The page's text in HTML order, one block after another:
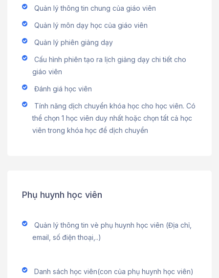
Quản lý thông tin chung của giáo viên
Quản lý môn dạy học của giáo viên
Quản lý phiên giảng dạy
Cấu hình phiên tạo ra lịch giảng dạy chi tiết cho
giáo viên
Đánh giá học viên
Tính năng dịch chuyển khóa học cho học viên. Có
thể chọn 1 học viên duy nhất hoặc chọn tất cả học
viên trong khóa học để dịch chuyển
Phụ huynh học viên
Quản lý thông tin vè phụ huynh học viên (Địa chỉ,
email, số điện thoại,..)
Danh sách học viên(con của phụ huynh học viên)